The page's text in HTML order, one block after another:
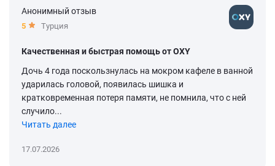
Анонимный отзыв
5 Турция
Качественная и быстрая помощь от OXY
Дочь 4 года поскользнулась на мокром кафеле в ванной
ударилась головой, появилась шишка и
кратковременная потеря памяти, не помнила, что с ней
случило...
Читать далее
17.07.2026